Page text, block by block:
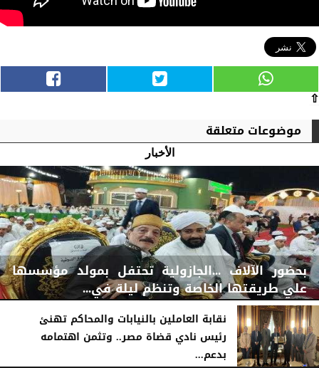
⇧
موضوعات متعلقة
الأخبار
بحضور الآلاف ...الجازولية تحتفل بمولد مؤسسها
علي طريقتها الخاصة وتنظم ليلة في...
اليومالجمعة، 7 أغسطس 2026 11:31 صـ
نقابة العاملين بالنيابات والمحاكم تهنئ
رئيس نادي قضاة مصر.. وتثمن اهتمامه
بدعم...